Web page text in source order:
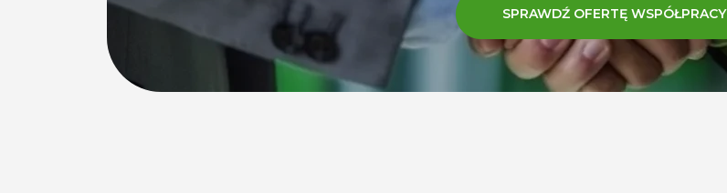
SPRAWDŹ OFERTĘ WSPÓŁPRACY